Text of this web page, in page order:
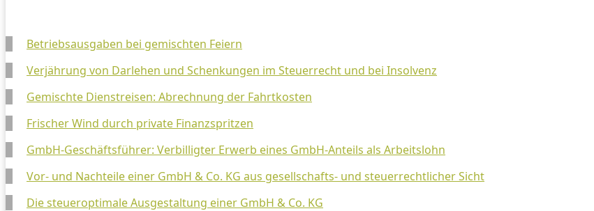
Betriebsausgaben bei gemischten Feiern
Verjährung von Darlehen und Schenkungen im Steuerrecht und bei Insolvenz
Gemischte Dienstreisen: Abrechnung der Fahrtkosten
Frischer Wind durch private Finanzspritzen
GmbH-Geschäftsführer: Verbilligter Erwerb eines GmbH-Anteils als Arbeitslohn
Vor- und Nachteile einer GmbH & Co. KG aus gesellschafts- und steuerrechtlicher Sicht
Die steueroptimale Ausgestaltung einer GmbH & Co. KG